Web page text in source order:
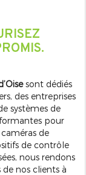
sont dédiés
des entreprises
systèmes de
pour
de
de contrôle
nous rendons
nos clients à